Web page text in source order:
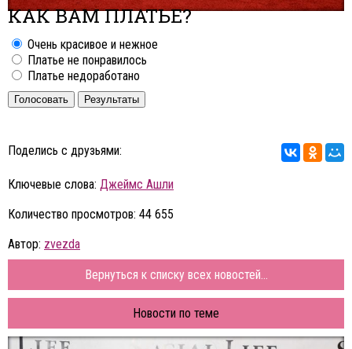
КАК ВАМ ПЛАТЬЕ?
Очень красивое и нежное
Платье не понравилось
Платье недоработано
Голосовать Результаты
Поделись с друзьями:
Ключевые слова: Джеймс Ашли
Количество просмотров: 44 655
Автор: zvezda
Вернуться к списку всех новостей...
Новости по теме